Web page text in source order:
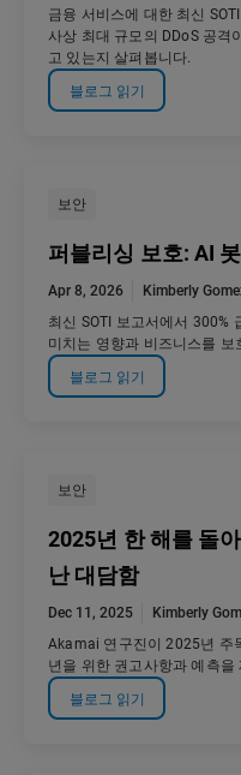
금융 서비스에 대한 최신
사상 최대 규모의 DDoS 공격
고 있는지 살펴봅니다.
블로그 읽기
보안
퍼블리싱 보호: AI
Apr 8, 2026
Kimberly
최신 SOTI 보고서에서 300%
미치는 영향과 비즈니스를
블로그 읽기
보안
2025년 한 해를 돌
난 대담함
Dec 11, 2025
Kimberly
Akamai 연구진이 2025년 주
년을 위한 권고사항과 예측을
블로그 읽기